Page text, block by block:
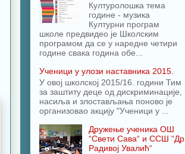
Културолошка тема
године - музика
Културни програм
школе предвидео је Школским
програмом да се у наредне четири
године свака година обе...
Ученици у улози наставника 2015.
У овој школској 2015/16. години Тим
за заштиту деце од дискриминације,
насиља и злостављања поново је
организовао акцију "Ученици у ...
Дружење ученика ОШ
“Свети Сава“ и ССШ “Др
Радивој Увалић“